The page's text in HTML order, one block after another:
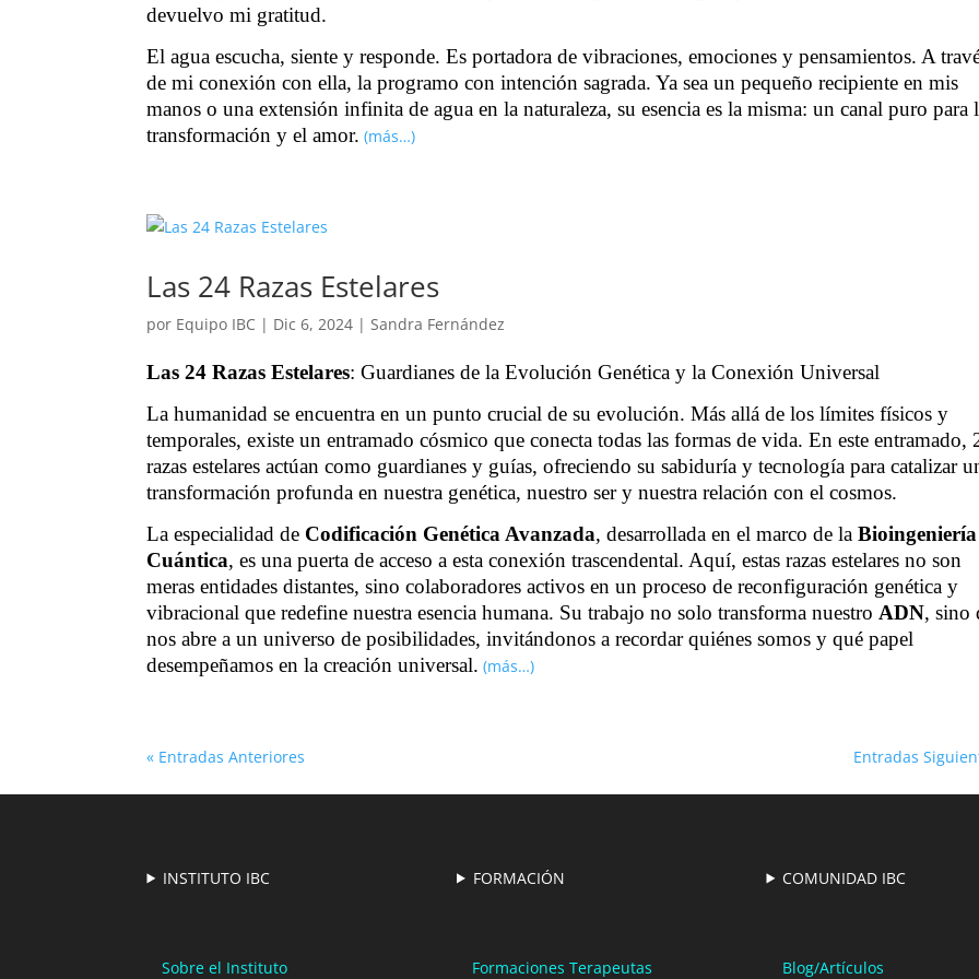
devuelvo mi gratitud.
El agua escucha, siente y responde. Es portadora de vibraciones, emociones y pensamientos. A
de mi conexión con ella, la programo con intención sagrada. Ya sea un pequeño recipiente en mis
manos o una extensión infinita de agua en la naturaleza, su esencia es la misma: un canal puro para
transformación y el amor. (más…)
Las 24 Razas Estelares
por Equipo IBC | Dic 6, 2024 |Sandra Fernández
Las 24 Razas Estelares: Guardianes de la Evolución Genética y la Conexión Universal
La humanidad se encuentra en un punto crucial de su evolución. Más allá de los límites físicos y
temporales, existe un entramado cósmico que conecta todas las formas de vida. En este entramado,
razas estelares actúan como guardianes y guías, ofreciendo su sabiduría y tecnología para catalizar
transformación profunda en nuestra genética, nuestro ser y nuestra relación con el cosmos.
La especialidad de Codificación Genética Avanzada, desarrollada en el marco de laBioingeniería
Cuántica, es una puerta de acceso a esta conexión trascendental. Aquí, estas razas estelares no son
meras entidades distantes, sino colaboradores activos en un proceso de reconfiguración genética y
vibracional que redefine nuestra esencia humana. Su trabajo no solo transforma nuestro ADN, sino
nos abre a un universo de posibilidades, invitándonos a recordar quiénes somos y qué papel
desempeñamos en la creación universal. (más…)
« Entradas Anteriores Entradas
INSTITUTO IBC
Sobre el Instituto
FORMACIÓN
Formaciones Terapeutas
COMUNIDAD IBC
Blog/Artículos